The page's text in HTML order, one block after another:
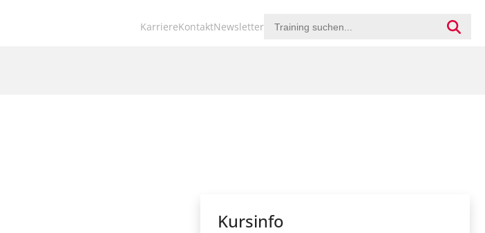
Navigation
KarriereKontaktNewsletter
Kursinfo